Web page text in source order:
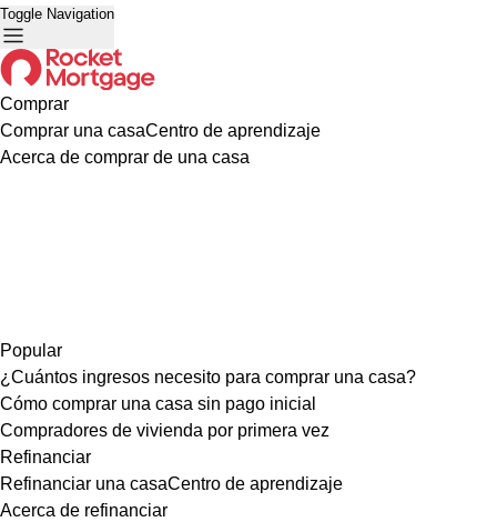
Toggle Navigation
Comprar
Comprar una casaCentro de aprendizaje
Acerca de comprar de una casa
Popular
¿Cuántos ingresos necesito para comprar una casa?
Cómo comprar una casa sin pago inicial
Compradores de vivienda por primera vez
Refinanciar
Refinanciar una casaCentro de aprendizaje
Acerca de refinanciar